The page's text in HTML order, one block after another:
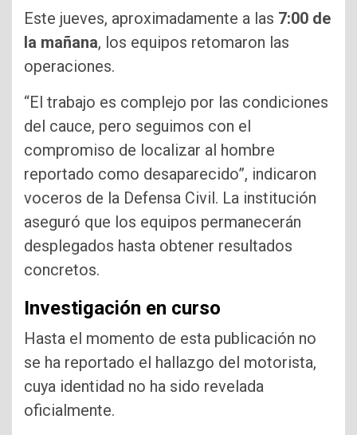
Este jueves, aproximadamente a las 7:00 de
la mañana, los equipos retomaron las
operaciones.
“El trabajo es complejo por las condiciones
del cauce, pero seguimos con el
compromiso de localizar al hombre
reportado como desaparecido”, indicaron
voceros de la Defensa Civil. La institución
aseguró que los equipos permanecerán
desplegados hasta obtener resultados
concretos.
Investigación en curso
Hasta el momento de esta publicación no
se ha reportado el hallazgo del motorista,
cuya identidad no ha sido revelada
oficialmente.